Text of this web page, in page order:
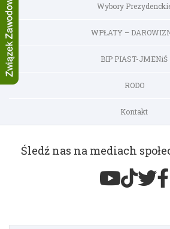
Wybory
WPŁATY –
BIP PIAST-JMENiŚ
RODO
Kontakt
Śledź nas na mediach